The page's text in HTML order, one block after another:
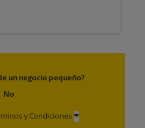
un negocio pequeño?
No
y Condiciones